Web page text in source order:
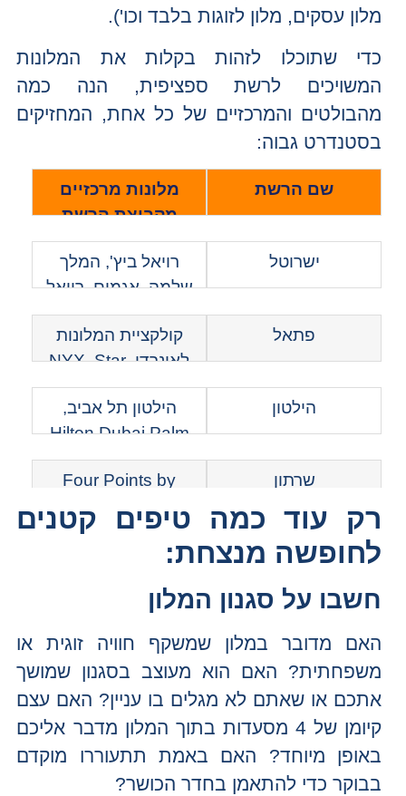
מלון עסקים, מלון לזוגות בלבד וכו').
כדי שתוכלו לזהות בקלות את המלונות
המשויכים לרשת ספציפית, הנה כמה
מהבולטים והמרכזיים של כל אחת, המחזיקים
בסטנדרט גבוה:
שם הרשת
מלונות מרכזיים
מקבוצת הרשת
ישרוטל
רויאל ביץ', המלך
שלמה, אגמים, רויאל
גרדן, יערות הכרמל, סי
טאואר.
פתאל
קולקציית המלונות
לאונרדו, NYX, Star
Inn, הרודס.
הילטון
הילטון תל אביב,
Hilton Dubai Palm
Jumeirah, Hilton
London Wembley,
Hilton Niagara Falls.
שרתון
Four Points by
Gables,
Sheraton Abu Dhabi
Hotel & Resort,
Hotel, Sheraton
Rhodes Resort.
בסט ווסטרן
Best Western
Premier, Magnolia
Pointe, BW
Signature
Collection, Crown
Columbia Hotel,
Zante Park Resort
& Spa.
רק עוד כמה טיפים קטנים
לחופשה מנצחת:
חשבו על סגנון המלון
האם מדובר במלון שמשקף חוויה זוגית או
משפחתית? האם הוא מעוצב בסגנון שמושך
אתכם או שאתם לא מגלים בו עניין? האם עצם
קיומן של 4 מסעדות בתוך המלון מדבר אליכם
באופן מיוחד? האם באמת תתעוררו מוקדם
בבוקר כדי להתאמן בחדר הכושר?